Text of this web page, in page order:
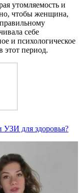
утомляемость и
чтобы женщина,
себе
и психологическое
этот период.
УЗИ для здоровья?